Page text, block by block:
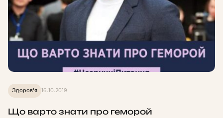
Здоров'я 16.10.2019
Що варто знати про геморой